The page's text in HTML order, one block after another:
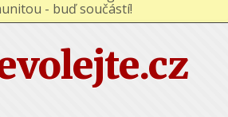
- buď součástí!